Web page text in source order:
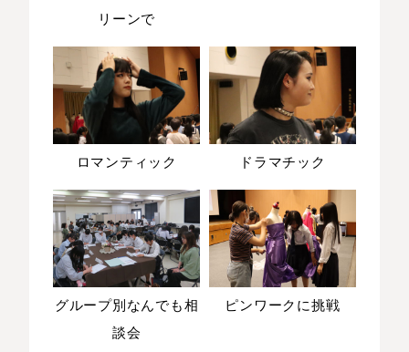
リーンで
ロマンティック ドラマチック
グループ別なんでも相
談会
ピンワークに挑戦